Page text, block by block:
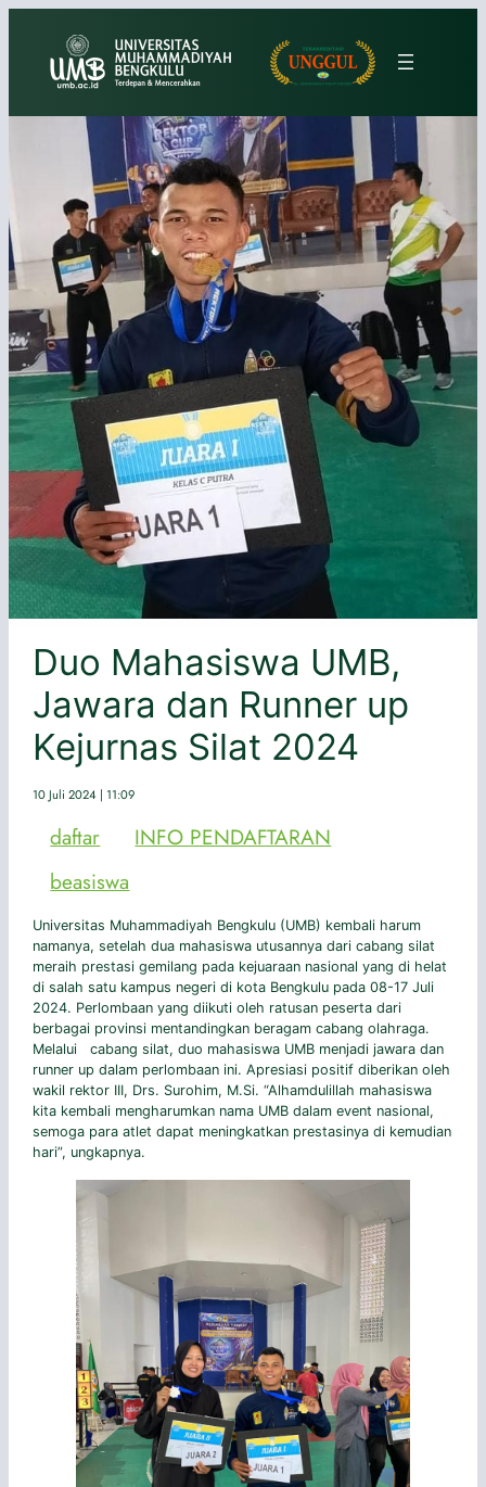
konten
Duo Mahasiswa UMB,
Jawara dan Runner up
Kejurnas Silat 2024
10 Juli 2024 | 11:09
daftar
INFO PENDAFTARAN
beasiswa
Universitas Muhammadiyah Bengkulu (UMB) kembali harum
namanya, setelah dua mahasiswa utusannya dari cabang silat
meraih prestasi gemilang pada kejuaraan nasional yang di helat
di salah satu kampus negeri di kota Bengkulu pada 08-17 Juli
2024. Perlombaan yang diikuti oleh ratusan peserta dari
berbagai provinsi mentandingkan beragam cabang olahraga.
Melalui cabang silat, duo mahasiswa UMB menjadi jawara dan
runner up dalam perlombaan ini. Apresiasi positif diberikan oleh
wakil rektor III, Drs. Surohim, M.Si. “Alhamdulillah mahasiswa
kita kembali mengharumkan nama UMB dalam event nasional,
semoga para atlet dapat meningkatkan prestasinya di kemudian
hari”, ungkapnya.